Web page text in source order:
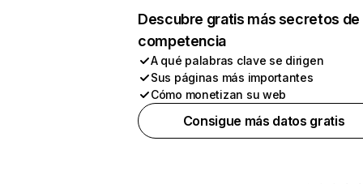
Descubre gratis más secretos de
competencia
A qué palabras clave se dirigen
Sus páginas más importantes
Cómo monetizan su web
Consigue más datos gratis